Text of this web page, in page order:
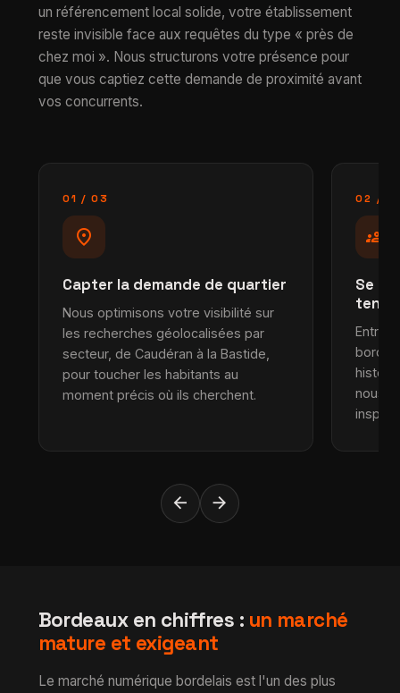
un référencement local solide, votre établissement
reste invisible face aux requêtes du type « près de
chez moi ». Nous structurons votre présence pour
que vous captiez cette demande de proximité avant
vos concurrents.
01 / 03
location_on
Capter la demande de quartier
Nous optimisons votre visibilité sur
les recherches géolocalisées par
secteur, de Caudéran à la Bastide,
pour toucher les habitants au
moment précis où ils cherchent.
02 /
groups
Se
tendu
Entre
nous
inspire
arrow_back arrow_forward
Bordeaux en chiffres : un marché
mature et exigeant
Le marché numérique bordelais est l'un des plus